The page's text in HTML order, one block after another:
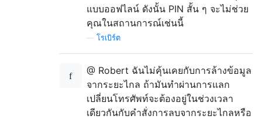
แบบออฟไลน์ ดังนั้น PIN สั้น ๆ จะไม่ช่วย
คุณในสถานการณ์เช่นนี้
โรเบิร์ต
@ Robert ฉันไม่คุ้นเคยกับการล้างข้อมูล
จากระยะไกล ถ้ามันทำผ่านการแลก
เปลี่ยนโทรศัพท์จะต้องอยู่ในช่วงเวลา
เดียวกันกับคำสั่งการลบจากระยะไกลหรือ